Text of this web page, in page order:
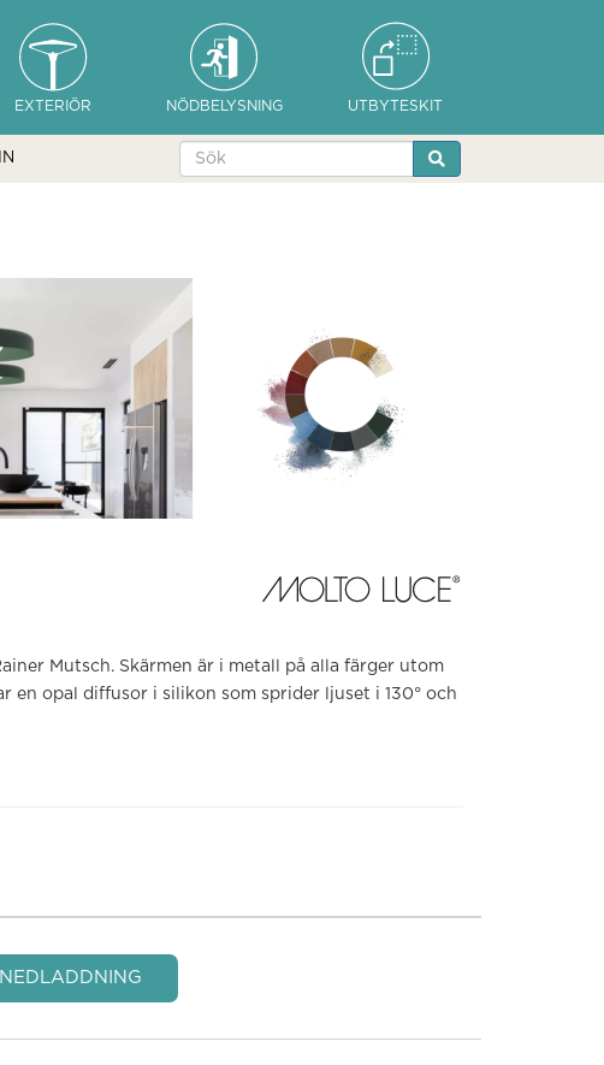
EXTERIÖR NÖDBELYSNING UTBYTESKIT
Mutsch. Skärmen är i metall på alla färger utom
opal diffusor i silikon som sprider ljuset i 130° och
NEDLADDNING